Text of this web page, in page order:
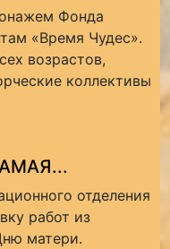
Фонда
«Время Чудес».
возрастов,
коллективы
отделения
работ из
матери.